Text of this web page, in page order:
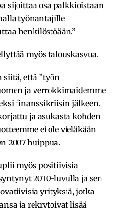
sijoittaa osa palkkioistaan
työnantajille
henkilöstöään.”
myös talouskasvua.
siitä, että ”työn
ja verrokkimaidemme
finanssikriisin jälkeen.
ja asukasta kohden
ei ole vieläkään
2007 huippua.
myös positiivisia
2010-luvulla ja sen
yrityksiä, jotka
ja rekrytoivat lisää